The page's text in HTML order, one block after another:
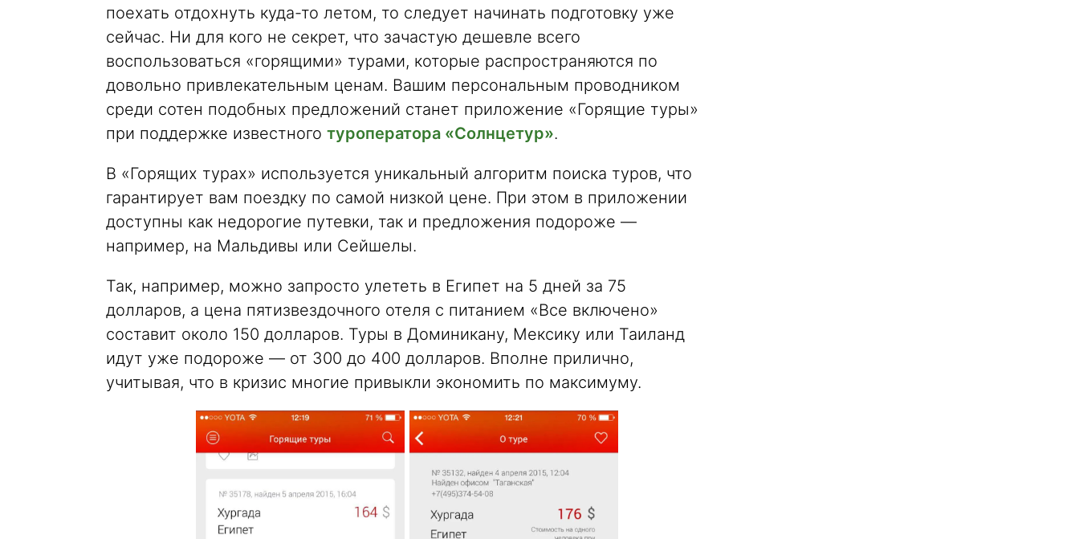
поехать отдохнуть куда-то летом, то следует начинать подготовку уже
сейчас. Ни для кого не секрет, что зачастую дешевле всего
воспользоваться «горящими» турами, которые распространяются по
довольно привлекательным ценам. Вашим персональным проводником
среди сотен подобных предложений станет приложение «Горящие туры»
при поддержке известного туроператора «Солнцетур».
В «Горящих турах» используется уникальный алгоритм поиска туров, что
гарантирует вам поездку по самой низкой цене. При этом в приложении
доступны как недорогие путевки, так и предложения подороже —
например, на Мальдивы или Сейшелы.
Так, например, можно запросто улететь в Египет на 5 дней за 75
долларов, а цена пятизвездочного отеля с питанием «Все включено»
составит около 150 долларов. Туры в Доминикану, Мексику или Таиланд
идут уже подороже — от 300 до 400 долларов. Вполне прилично,
учитывая, что в кризис многие привыкли экономить по максимуму.